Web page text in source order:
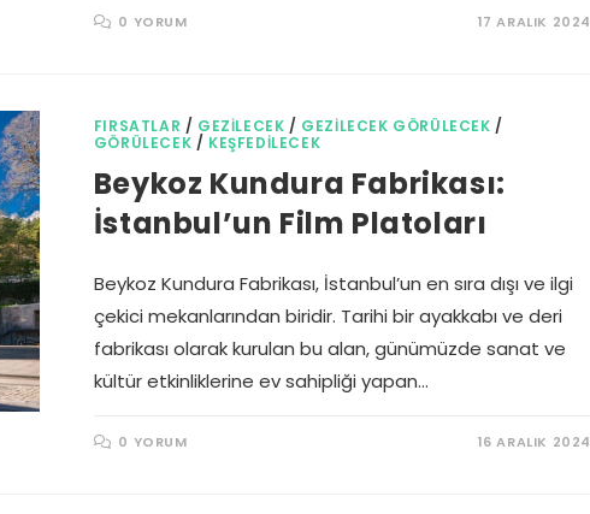
0 YORUM 17 ARALIK 2024
FIRSATLAR / GEZILECEK / GEZILECEK GÖRÜLECEK /
GÖRÜLECEK / KEŞFEDILECEK
Beykoz Kundura Fabrikası:
İstanbul’un Film Platoları
Beykoz Kundura Fabrikası, İstanbul’un en sıra dışı ve ilgi
çekici mekanlarından biridir. Tarihi bir ayakkabı ve deri
fabrikası olarak kurulan bu alan, günümüzde sanat ve
kültür etkinliklerine ev sahipliği yapan…
0 YORUM 16 ARALIK 2024